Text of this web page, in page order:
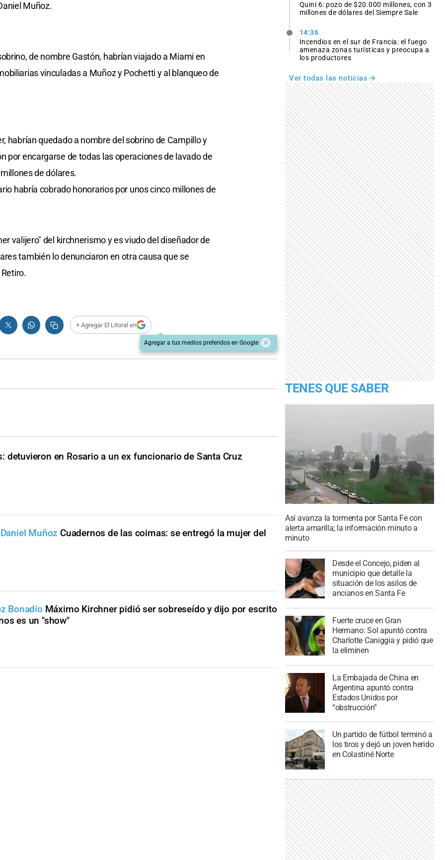
Muñoz.
de nombre Gastón, habrían viajado a Miami en
vinculadas a Muñoz y Pochetti y al blanqueo de
habrían quedado a nombre del sobrino de Campillo y
por encargarse de todas las operaciones de lavado de
de dólares.
habría cobrado honorarios por unos cinco millones de
valijero" del kirchnerismo y es viudo del diseñador de
también lo denunciaron en otra causa que se
+ Agregar El Litoral en
Agregar a tus medios preferidos en Google
detuvieron en Rosario a un ex funcionario de Santa Cruz
Muñoz Cuadernos de las coimas: se entregó la mujer del
Bonadío Máximo Kirchner pidió ser sobreseído y dijo por escrito
es un "show"
Quini 6: pozo de $20.000 millones, con 3
millones de dólares del Siempre Sale
14:36
Incendios en el sur de Francia: el fuego
amenaza zonas turísticas y preocupa a
los productores
Ver todas las noticias
TENES QUE SABER
Así avanza la tormenta por Santa Fe con
alerta amarilla; la información minuto a
minuto
Desde el Concejo, piden al
municipio que detalle la
situación de los asilos de
ancianos en Santa Fe
Fuerte cruce en Gran
Hermano: Sol apuntó contra
Charlotte Caniggia y pidió que
la eliminen
La Embajada de China en
Argentina apuntó contra
Estados Unidos por
“obstrucción”
Un partido de fútbol terminó a
los tiros y dejó un joven herido
en Colastiné Norte